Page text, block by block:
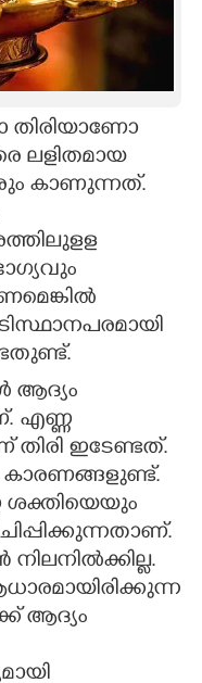
തിരിയാണോ
ലളിതമായ
കാണുന്നത്.
ആദ്യം
എണ്ണ
ഇടേണ്ടത്.
കാരണങ്ങളുണ്ട്.
ശക്തിയെയും
ആദ്യം